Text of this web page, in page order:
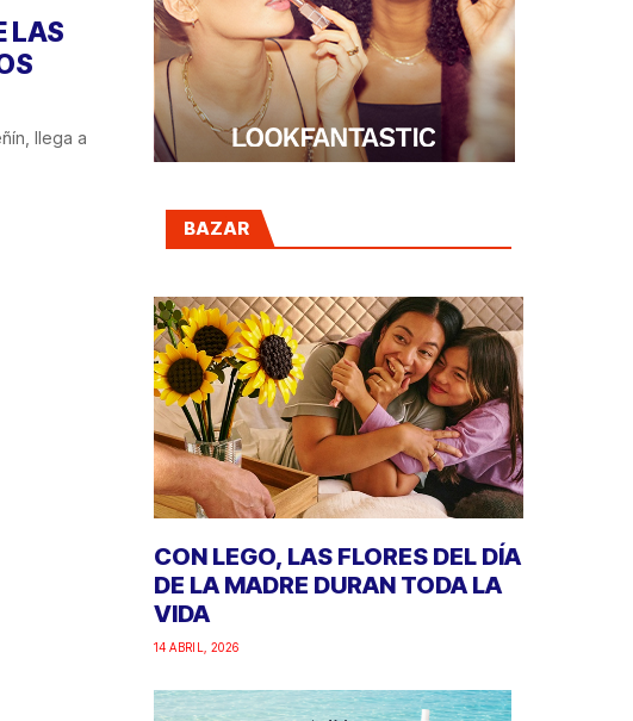
LAS
llega a
BAZAR
CON LEGO, LAS FLORES DEL DÍA
DE LA MADRE DURAN TODA LA
VIDA
14 ABRIL, 2026